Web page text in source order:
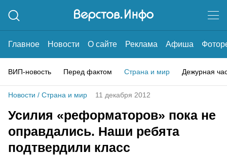
Главное Новости О сайте Реклама Афиша
ВИП-новость Перед фактом Страна и мир Дежурная
Новости / Страна и мир 11 декабря 2012
Усилия «реформаторов» пока не
оправдались. Наши ребята
подтвердили класс